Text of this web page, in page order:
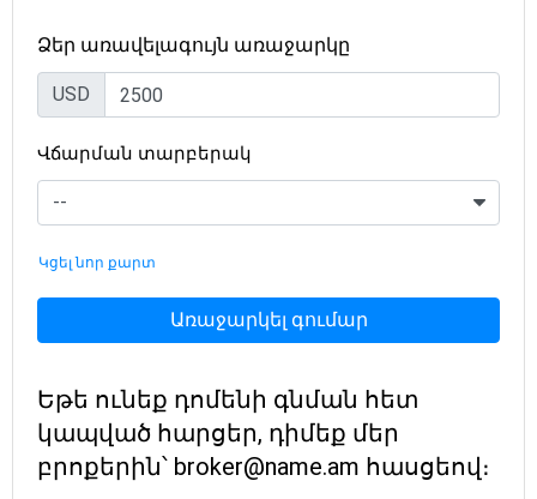
Ձեր առավելագույն առաջարկը
USD
Վճարման տարբերակ
Կցել նոր քարտ
Առաջարկել գումար
Եթե ունեք դոմենի գնման հետ
կապված հարցեր, դիմեք մեր
բրոքերին՝ broker@name.am հասցեով։